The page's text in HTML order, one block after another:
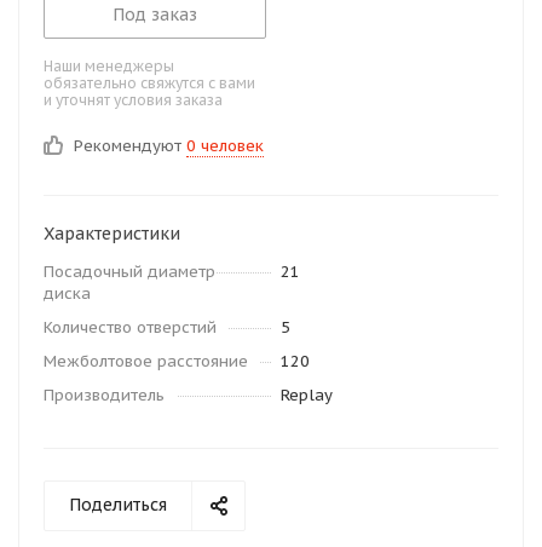
Под заказ
Наши менеджеры
обязательно свяжутся с вами
и уточнят условия заказа
Рекомендуют 0 человек
Характеристики
Посадочный диаметр
диска
21
Количество отверстий
5
Межболтовое расстояние
120
Производитель
Replay
Поделиться